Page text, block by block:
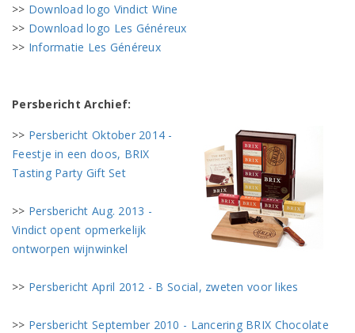
>> Download logo Vindict Wine
>> Download logo Les Généreux
>> Informatie Les Généreux
Persbericht Archief:
>> Persbericht Oktober 2014 -
Feestje in een doos, BRIX
Tasting Party Gift Set
>> Persbericht Aug. 2013 -
Vindict opent opmerkelijk
ontworpen wijnwinkel
>> Persbericht April 2012 - B Social, zweten voor likes
>> Persbericht September 2010 - Lancering BRIX Chocolate